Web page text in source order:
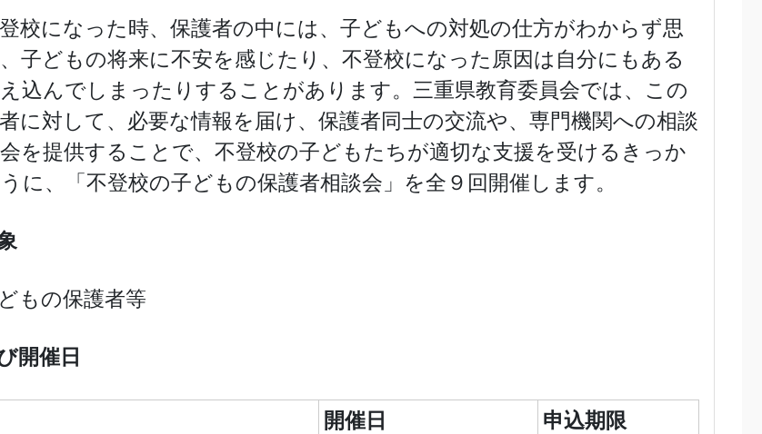
校になった時、保護者の中には、子どもへの対処の仕方がわからず思
子どもの将来に不安を感じたり、不登校になった原因は自分にもある
込んでしまったりすることがあります。三重県教育委員会では、この
に対して、必要な情報を届け、保護者同士の交流や、専門機関への相談
を提供することで、不登校の子どもたちが適切な支援を受けるきっか
に、「不登校の子どもの保護者相談会」を全９回開催します。
もの保護者等
開催日
開催日 申込期限